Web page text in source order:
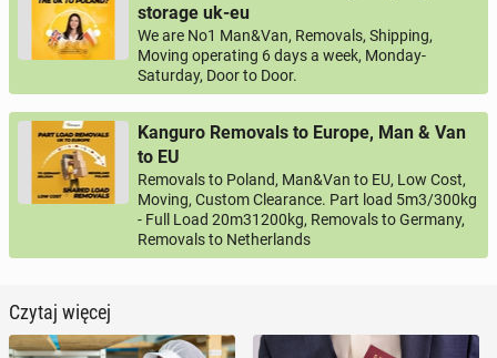
storage uk-eu
We are No1 Man&Van, Removals, Shipping,
Moving operating 6 days a week, Monday-
Saturday, Door to Door.
Kanguro Removals to Europe, Man & Van
to EU
Removals to Poland, Man&Van to EU, Low Cost,
Moving, Custom Clearance. Part load 5m3/300kg
- Full Load 20m31200kg, Removals to Germany,
Removals to Netherlands
Czytaj więcej